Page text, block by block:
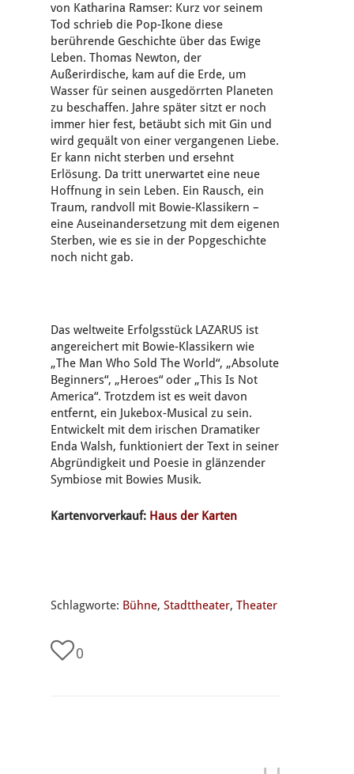
von Katharina Ramser: Kurz vor seinem
Tod schrieb die Pop-Ikone diese
berührende Geschichte über das Ewige
Leben. Thomas Newton, der
Außerirdische, kam auf die Erde, um
Wasser für seinen ausgedörrten Planeten
zu beschaffen. Jahre später sitzt er noch
immer hier fest, betäubt sich mit Gin und
wird gequält von einer vergangenen Liebe.
Er kann nicht sterben und ersehnt
Erlösung. Da tritt unerwartet eine neue
Hoffnung in sein Leben. Ein Rausch, ein
Traum, randvoll mit Bowie-Klassikern –
eine Auseinandersetzung mit dem eigenen
Sterben, wie es sie in der Popgeschichte
noch nicht gab.
Das weltweite Erfolgsstück LAZARUS ist
angereichert mit Bowie-Klassikern wie
„The Man Who Sold The World“, „Absolute
Beginners“, „Heroes“ oder „This Is Not
America“. Trotzdem ist es weit davon
entfernt, ein Jukebox-Musical zu sein.
Entwickelt mit dem irischen Dramatiker
Enda Walsh, funktioniert der Text in seiner
Abgründigkeit und Poesie in glänzender
Symbiose mit Bowies Musik.
Kartenvorverkauf: Haus der Karten
Schlagworte: Bühne, Stadttheater, Theater
0